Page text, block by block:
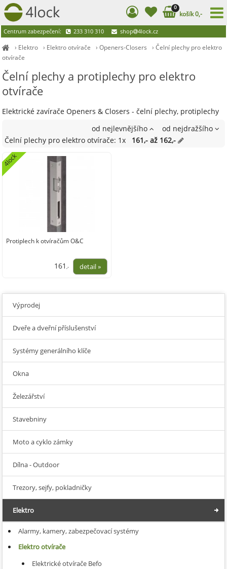
› Elektro › Elektro otvírače ›Openers-Closers ›Čelní plechy pro elektro
otvírače
Čelní plechy a protiplechy pro elektro
otvírače
Elektrické zavírače Openers & Closers - čelní plechy, protiplechy
od nejlevnějšího
od nejdražšího
Čelní plechy pro elektro otvírače: 1x
161,- až 162,-
Protiplech k otvíračům O&C
4lock
161 ,-
Výprodej
Dveře a dveřní příslušenství
Systémy generálního klíče
Okna
Železářství
Stavebniny
Moto a cyklo zámky
Dílna - Outdoor
Trezory, sejfy, pokladničky
Elektro
Alarmy, kamery, zabezpečovací systémy
Elektro otvírače
Elektrické otvírače Befo
0
košík 0,-
Centrum zabezpečení: 233 310 310 shop 4lock.cz